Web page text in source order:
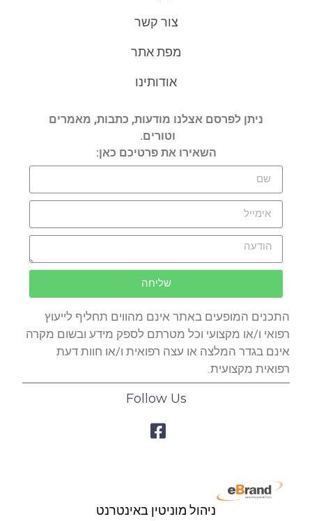
צור קשר
מפת אתר
אודותינו
ניתן לפרסם אצלנו מודעות, כתבות, מאמרים
וטורים.
השאירו את פרטיכם כאן:
שליחה
התכנים המופעים באתר אינם מהווים תחליף לייעוץ
רפואי ו/או מקצועי וכל מטרתם לספק מידע ובשום מקרה
אינם בגדר המלצה או עצה רפואית ו/או חוות דעת
רפואית מקצועית.
Follow Us
ניהול מוניטין באינטרנט